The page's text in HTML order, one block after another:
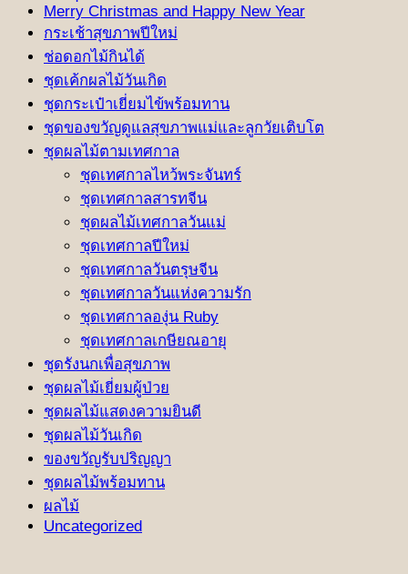
Merry Christmas and Happy New Year
กระเช้าสุขภาพปีใหม่
ช่อดอกไม้กินได้
ชุดเค้กผลไม้วันเกิด
ชุดกระเป๋าเยี่ยมไข้พร้อมทาน
ชุดของขวัญดูแลสุขภาพแม่และลูกวัยเติบโต
ชุดผลไม้ตามเทศกาล
ชุดเทศกาลไหว้พระจันทร์
ชุดเทศกาลสารทจีน
ชุดผลไม้เทศกาลวันแม่
ชุดเทศกาลปีใหม่
ชุดเทศกาลวันตรุษจีน
ชุดเทศกาลวันแห่งความรัก
ชุดเทศกาลองุ่น Ruby
ชุดเทศกาลเกษียณอายุ
ชุดรังนกเพื่อสุขภาพ
ชุดผลไม้เยี่ยมผู้ป่วย
ชุดผลไม้แสดงความยินดี
ชุดผลไม้วันเกิด
ของขวัญรับปริญญา
ชุดผลไม้พร้อมทาน
ผลไม้
Uncategorized